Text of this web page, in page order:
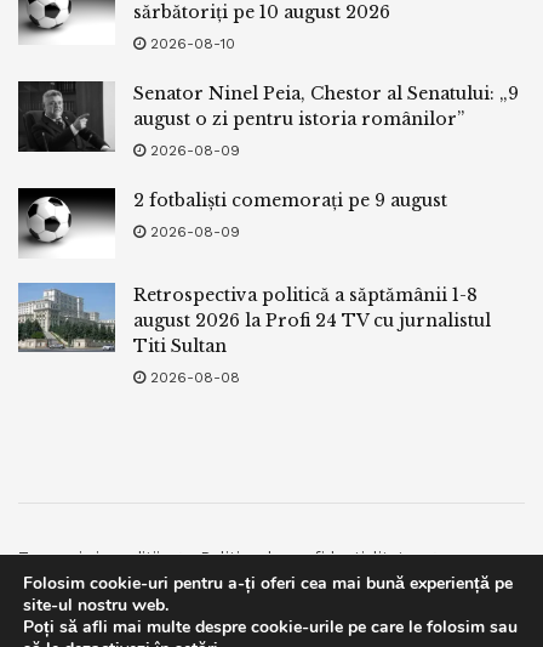
sărbătoriți pe 10 august 2026
2026-08-10
Senator Ninel Peia, Chestor al Senatului: „9
august o zi pentru istoria românilor”
2026-08-09
2 fotbaliști comemorați pe 9 august
2026-08-09
Retrospectiva politică a săptămânii 1-8
august 2026 la Profi 24 TV cu jurnalistul
Titi Sultan
2026-08-08
Termeni si conditii
Politica de confidentialitate
Facebook
Contact
© 2019bpnews- Business & Politics Newsbpnews.
Folosim cookie-uri pentru a-ți oferi cea mai bună experiență pe
site-ul nostru web.
Poți să afli mai multe despre cookie-urile pe care le folosim sau